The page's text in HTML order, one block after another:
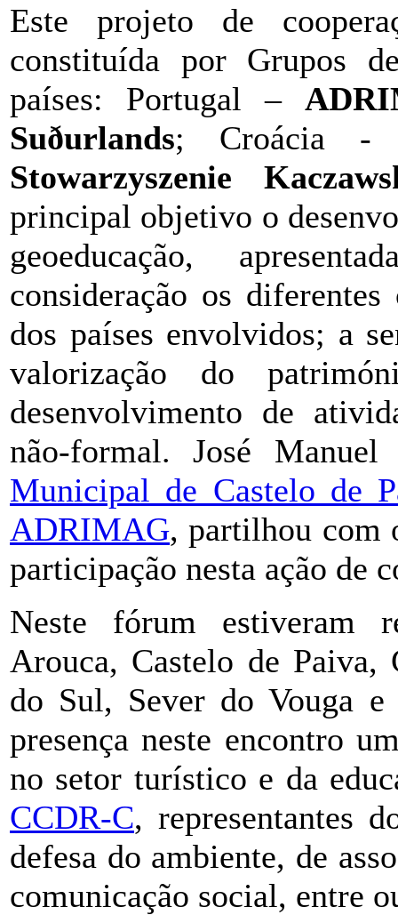
Este projeto de
constituída por Grupos
países: Portugal –
Suðurlands; Croácia
Stowarzyszenie
principal objetivo o
geoeducação,
consideração os
dos países envolvidos; a
valorização do
desenvolvimento de
não-formal. José
Municipal de Castelo de
ADRIMAG, partilhou com
participação nesta ação de
Neste fórum estiveram
Arouca, Castelo de Paiva,
do Sul, Sever do Vouga e
presença neste encontro
no setor turístico e da
CCDR-C, representantes
defesa do ambiente, de
comunicação social, entre